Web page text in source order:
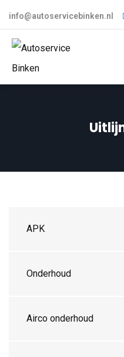
info@autoservicebinken.nl
APK
Onderhoud
Airco onderhoud